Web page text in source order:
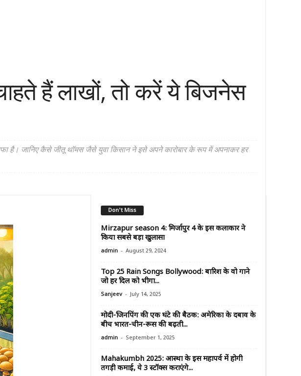
हैं लाखों, तो करें ये बिजनेस
है। जानिए कैसे जीतू थॉमस जैसे युवा किसान ने इसे अपने कारोबार के रूप में अपनाकर हर
Don't Miss
Mirzapur season 4: मिर्जापुर 4 के इस कलाकार ने
किया सबसे बड़ा खुलासा
admin - August 29, 2024
Top 25 Rain Songs Bollywood: बारिश के वो गाने
जो हर दिल को भीगा...
Sanjeev - July 14, 2025
मोदी-जिनपिंग की एक घंटे की बैठक: अमेरिका के दबाव के
बीच भारत-चीन-रूस की बढ़ती...
admin - September 1, 2025
Mahakumbh 2025: आस्था के इस महापर्व में होगी
तगड़ी कमाई, ये 3 स्टॉक्स कराएंगे...